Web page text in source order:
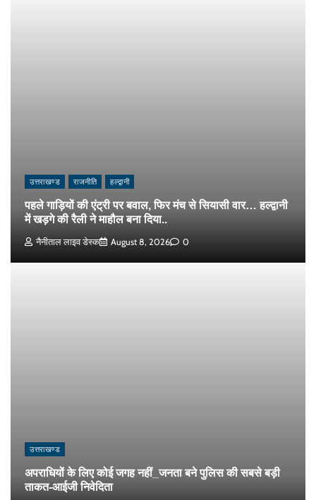
उत्तराखण्ड राजनीति हल्द्वानी
पहले गाड़ियों की एंट्री पर बवाल, फिर मंच से सियासी वार… हल्द्वानी
में खड़गे की रैली ने माहौल बना दिया..
नैनीताल लाइव डेस्क August 8, 2026 0
उत्तराखण्ड
अपराधियों के लिए कोई जगह नहीं_जनता बने पुलिस की सबसे बड़ी
ताकत-आईजी निवेदिता